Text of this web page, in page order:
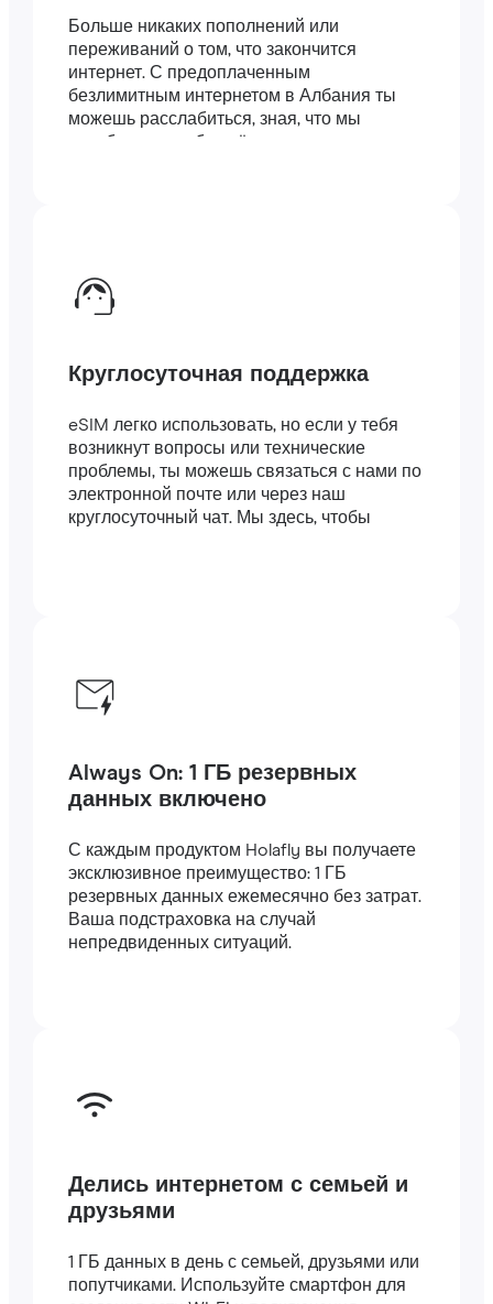
Больше никаких пополнений или
переживаний о том, что закончится
интернет. С предоплаченным
безлимитным интернетом в Албания ты
можешь расслабиться, зная, что мы
позаботились обо всём.
Круглосуточная поддержка
eSIM легко использовать, но если у тебя
возникнут вопросы или технические
проблемы, ты можешь связаться с нами по
электронной почте или через наш
круглосуточный чат. Мы здесь, чтобы
Always On: 1 ГБ резервных
данных включено
С каждым продуктом Holafly вы получаете
эксклюзивное преимущество: 1 ГБ
резервных данных ежемесячно без затрат.
Ваша подстраховка на случай
непредвиденных ситуаций.
Делись интернетом с семьей и
друзьями
1 ГБ данных в день с семьей, друзьями или
попутчиками. Используйте смартфон для